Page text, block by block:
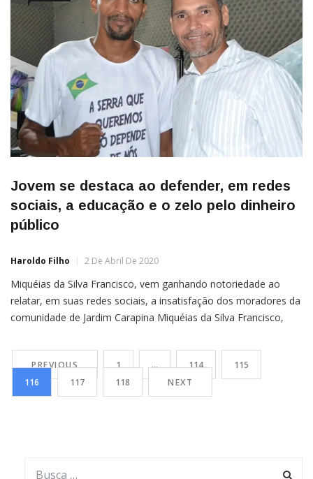
Jovem se destaca ao defender, em redes
sociais, a educação e o zelo pelo dinheiro
público
Haroldo Filho 2 De Abril De 2020
Miquéias da Silva Francisco, vem ganhando notoriedade ao
relatar, em suas redes sociais, a insatisfação dos moradores da
comunidade de Jardim Carapina Miquéias da Silva Francisco,
ganhando notoriedade no município ao relatar, em suas redes
sociais, a insatisfação dos moradores da comunidade de Jardim
PREVIOUS 1 … 114
115
116
117 118 NEXT